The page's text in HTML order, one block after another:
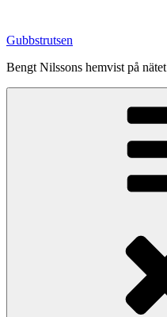
innehåll
Gubbstrutsen
Bengt Nilssons hemvist på nätet